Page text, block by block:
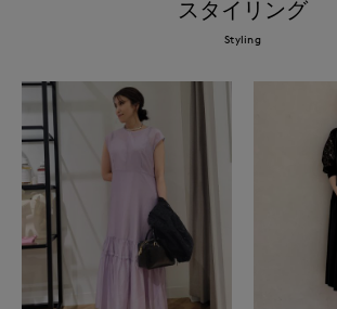
スタイリング
Styling